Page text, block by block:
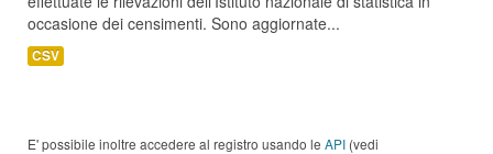
occasione dei censimenti. Sono aggiornate...
CSV
E' possibile inoltre accedere al registro usando le API (vedi